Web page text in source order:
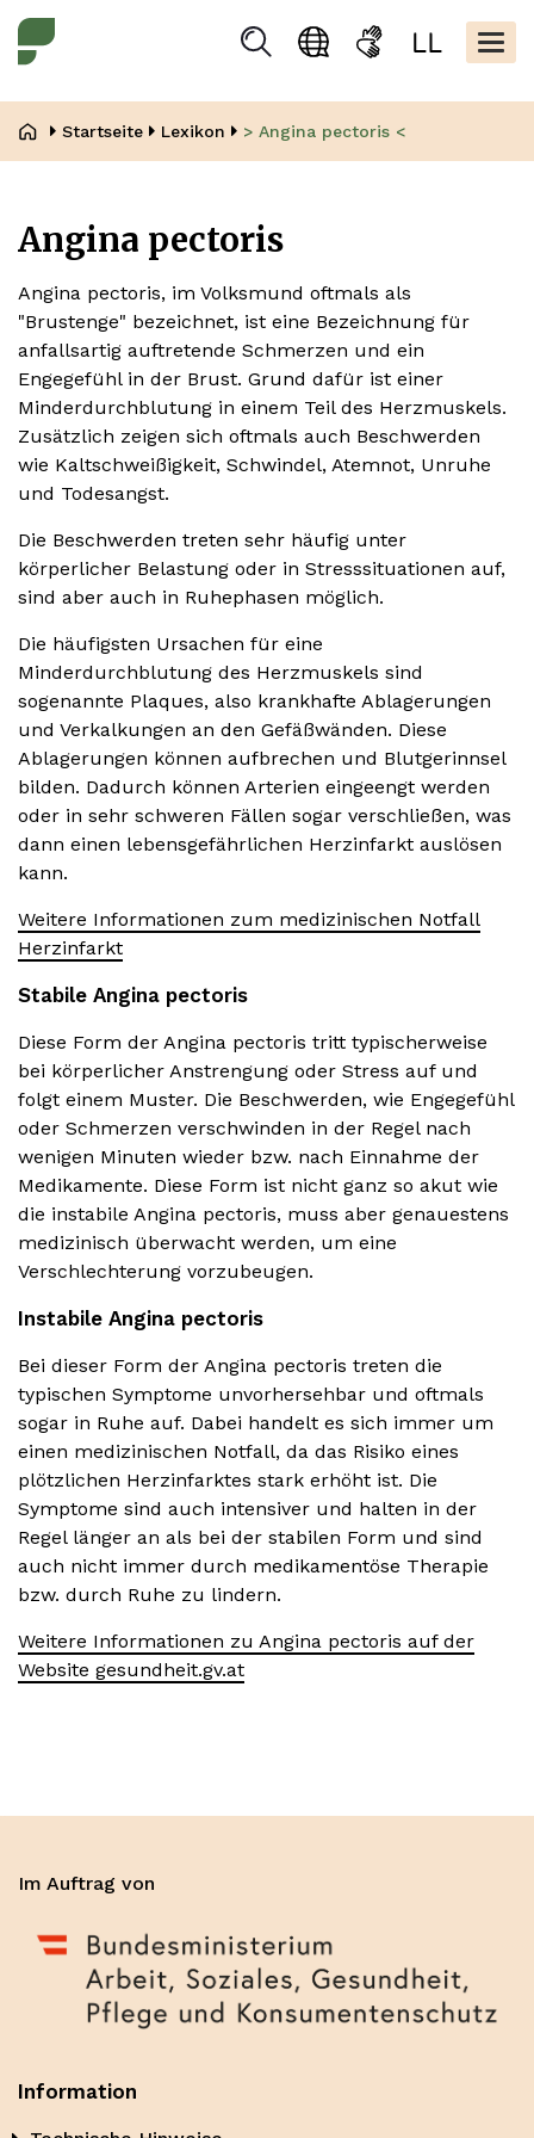
Inhalt
SuchenSprachauswahl
Gebärdensprache
Leicht
Startseite Lexikon > Angina pectoris <
Angina pectoris
Angina pectoris, im Volksmund oftmals als
"Brustenge" bezeichnet, ist eine Bezeichnung für
anfallsartig auftretende Schmerzen und ein
Engegefühl in der Brust. Grund dafür ist einer
Minderdurchblutung in einem Teil des Herzmuskels.
Zusätzlich zeigen sich oftmals auch Beschwerden
wie Kaltschweißigkeit, Schwindel, Atemnot, Unruhe
und Todesangst.
Die Beschwerden treten sehr häufig unter
körperlicher Belastung oder in Stresssituationen auf,
sind aber auch in Ruhephasen möglich.
Die häufigsten Ursachen für eine
Minderdurchblutung des Herzmuskels sind
sogenannte Plaques, also krankhafte Ablagerungen
und Verkalkungen an den Gefäßwänden. Diese
Ablagerungen können aufbrechen und Blutgerinnsel
bilden. Dadurch können Arterien eingeengt werden
oder in sehr schweren Fällen sogar verschließen, was
dann einen lebensgefährlichen Herzinfarkt auslösen
kann.
Weitere Informationen zum medizinischen Notfall
Herzinfarkt
Stabile Angina pectoris
Diese Form der Angina pectoris tritt typischerweise
bei körperlicher Anstrengung oder Stress auf und
folgt einem Muster. Die Beschwerden, wie Engegefühl
oder Schmerzen verschwinden in der Regel nach
wenigen Minuten wieder bzw. nach Einnahme der
Medikamente. Diese Form ist nicht ganz so akut wie
die instabile Angina pectoris, muss aber genauestens
medizinisch überwacht werden, um eine
Verschlechterung vorzubeugen.
Instabile Angina pectoris
Bei dieser Form der Angina pectoris treten die
typischen Symptome unvorhersehbar und oftmals
sogar in Ruhe auf. Dabei handelt es sich immer um
einen medizinischen Notfall, da das Risiko eines
plötzlichen Herzinfarktes stark erhöht ist. Die
Symptome sind auch intensiver und halten in der
Regel länger an als bei der stabilen Form und sind
auch nicht immer durch medikamentöse Therapie
bzw. durch Ruhe zu lindern.
Weitere Informationen zu Angina pectoris auf der
Website gesundheit.gv.at
Im Auftrag von
Information